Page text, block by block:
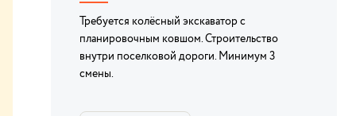
Требуется колёсный экскаватор с
планировочным ковшом. Строительство
внутри поселковой дороги. Минимум 3
смены.